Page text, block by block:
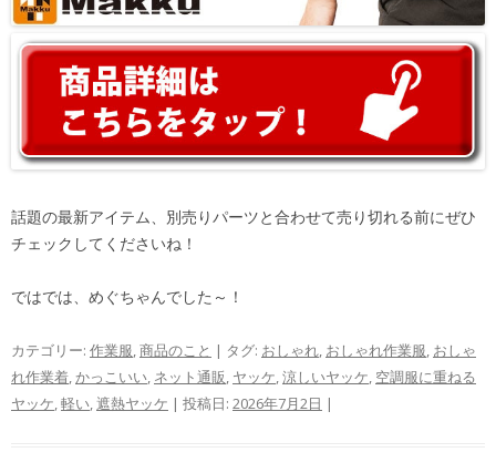
話題の最新アイテム、別売りパーツと合わせて売り切れる前にぜひ
チェックしてくださいね！
ではでは、めぐちゃんでした～！
カテゴリー: 作業服,商品のこと | タグ: おしゃれ, おしゃれ作業服, おしゃ
れ作業着,かっこいい, ネット通販, ヤッケ,涼しいヤッケ, 空調服に重ねる
ヤッケ,軽い,遮熱ヤッケ | 投稿日: 2026年7月2日 |